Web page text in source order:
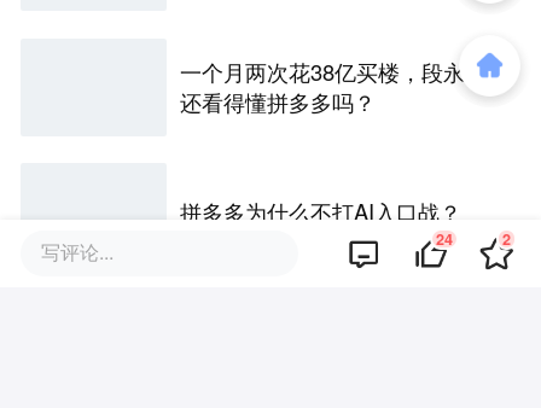
一个月两次花38亿买楼，段永平
还看得懂拼多多吗？
拼多多为什么不打AI入口战？
写评论... 24 2